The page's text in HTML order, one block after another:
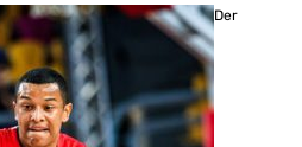
Der